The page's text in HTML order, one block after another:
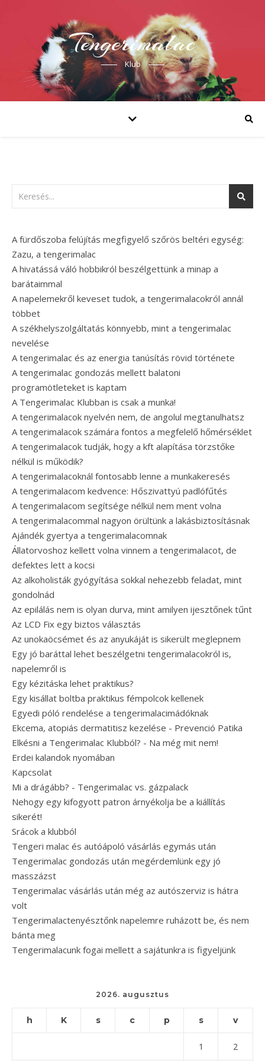
Tengerimalac
Klub
A fürdőszoba felújítás megfigyelő szőrös beltéri egység:
Zazu, a tengerimalac
A hivatássá váló hobbikról beszélgettünk a minap a
barátaimmal
A napelemekről keveset tudok, a tengerimalacokról annál
többet
A székhelyszolgáltatás könnyebb, mint a tengerimalac
nevelése
A tengerimalac és az energia tanúsítás rövid története
A tengerimalac gondozás mellett balatoni
programötleteket is kaptam
A Tengerimalac Klubban is csak a munka!
A tengerimalacok nyelvén nem, de angolul megtanulhatsz
A tengerimalacok számára fontos a megfelelő hőmérséklet
A tengerimalacok tudják, hogy a kft alapítása törzstőke
nélkül is működik?
A tengerimalacoknál fontosabb lenne a munkakeresés
A tengerimalacom kedvence: Hőszivattyú padlófűtés
A tengerimalacom segítsége nélkül nem ment volna
A tengerimalacommal nagyon örültünk a lakásbiztosításnak
Ajándék gyertya a tengerimalacomnak
Állatorvoshoz kellett volna vinnem a tengerimalacot, de
defektes lett a kocsi
Az alkoholisták gyógyítása sokkal nehezebb feladat, mint
gondolnád
Az epilálás nem is olyan durva, mint amilyen ijesztőnek tűnt
Az LCD Fix egy biztos választás
Az unokaöcsémet és az anyukáját is sikerült meglepnem
Egy jó baráttal lehet beszélgetni tengerimalacokról is,
napelemről is
Egy kézitáska lehet praktikus?
Egy kisállat boltba praktikus fémpolcok kellenek
Egyedi póló rendelése a tengerimalacimádóknak
Ekcema, atopiás dermatitisz kezelése - Prevenció Patika
Elkésni a Tengerimalac Klubból? - Na még mit nem!
Erdei kalandok nyomában
Kapcsolat
Mi a drágább? - Tengerimalac vs. gázpalack
Nehogy egy kifogyott patron árnyékolja be a kiállítás
sikerét!
Srácok a klubból
Tengeri malac és autóápoló vásárlás egymás után
Tengerimalac gondozás után megérdemlünk egy jó
masszázst
Tengerimalac vásárlás után még az autószerviz is hátra
volt
Tengerimalactenyésztőnk napelemre ruházott be, és nem
bánta meg
Tengerimalacunk fogai mellett a sajátunkra is figyeljünk
2026. augusztus
h K s c p s v
1 2